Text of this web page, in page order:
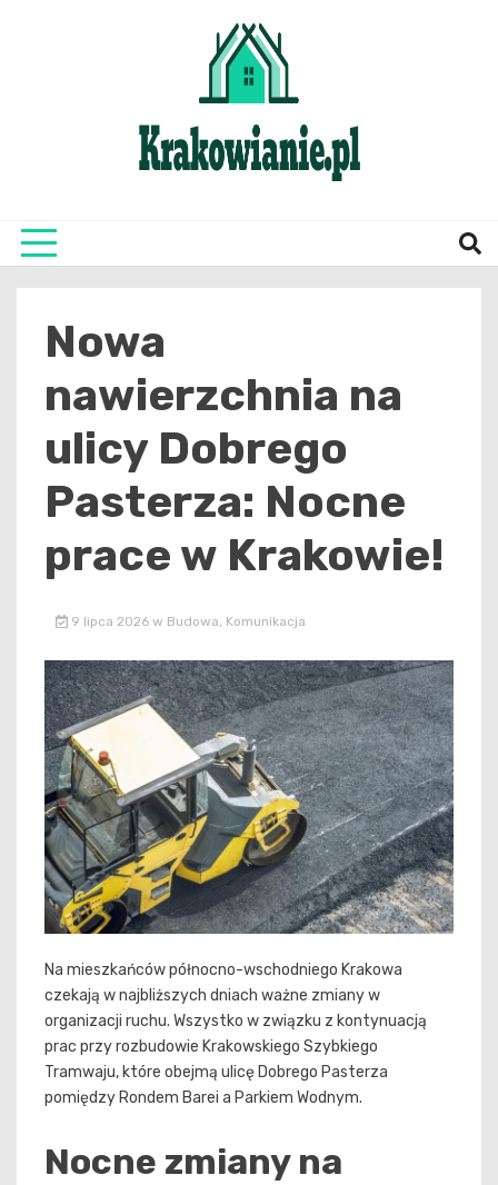
Nowa
nawierzchnia na
ulicy Dobrego
Pasterza: Nocne
prace w Krakowie!
9 lipca 2026 w Budowa, Komunikacja
Na mieszkańców północno-wschodniego Krakowa
czekają w najbliższych dniach ważne zmiany w
organizacji ruchu. Wszystko w związku z kontynuacją
prac przy rozbudowie Krakowskiego Szybkiego
Tramwaju, które obejmą ulicę Dobrego Pasterza
pomiędzy Rondem Barei a Parkiem Wodnym.
Nocne zmiany na